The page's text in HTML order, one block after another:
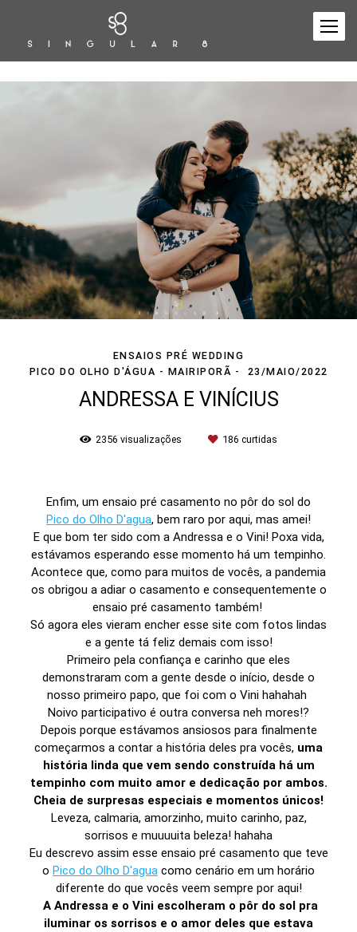
ENSAIOS PRÉ WEDDING
PICO DO OLHO D'ÁGUA - MAIRIPORÃ
23/MAIO/2022
ANDRESSA E VINÍCIUS
2356 visualizações 186 curtidas
Enfim, um ensaio pré casamento no pôr do sol do
Pico do Olho D'agua, bem raro por aqui, mas amei!
E que bom ter sido com a Andressa e o Vini! Poxa vida,
estávamos esperando esse momento há um tempinho.
Acontece que, como para muitos de vocês, a pandemia
os obrigou a adiar o casamento e consequentemente o
ensaio pré casamento também!
Só agora eles vieram encher esse site com fotos lindas
e a gente tá feliz demais com isso!
Primeiro pela confiança e carinho que eles
demonstraram com a gente desde o início, desde o
nosso primeiro papo, que foi com o Vini hahahah
Noivo participativo é outra conversa neh mores!?
Depois porque estávamos ansiosos para finalmente
começarmos a contar a história deles pra vocês, uma
história linda que vem sendo construída há um
tempinho com muito amor e dedicação por ambos.
Cheia de surpresas especiais e momentos únicos!
Leveza, calmaria, amorzinho, muito carinho, paz,
sorrisos e muuuuita beleza! hahaha
Eu descrevo assim esse ensaio pré casamento que teve
o Pico do Olho D'agua como cenário em um horário
diferente do que vocês veem sempre por aqui!
A Andressa e o Vini escolheram o pôr do sol pra
iluminar os sorrisos e o amor deles que estava